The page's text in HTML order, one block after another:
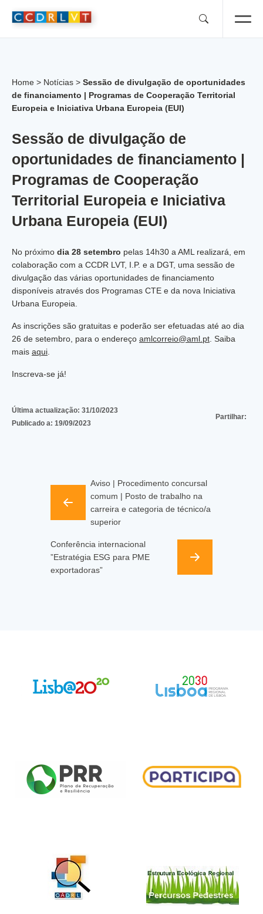
Home > Notícias > Sessão de divulgação de oportunidades
de financiamento | Programas de Cooperação Territorial
Europeia e Iniciativa Urbana Europeia (EUI)
Sessão de divulgação de
oportunidades de financiamento |
Programas de Cooperação
Territorial Europeia e Iniciativa
Urbana Europeia (EUI)
No próximo dia 28 setembro pelas 14h30 a AML realizará, em
colaboração com a CCDR LVT, I.P. e a DGT, uma sessão de
divulgação das várias oportunidades de financiamento
disponíveis através dos Programas CTE e da nova Iniciativa
Urbana Europeia.
As inscrições são gratuitas e poderão ser efetuadas até ao dia
26 de setembro, para o endereço amlcorreio@aml.pt . Saiba
mais aqui
Inscreva-se já!
Última actualização: 31/10/2023
Publicado a: 19/09/2023
Partilhar:
Aviso | Procedimento concursal
comum | Posto de trabalho na
carreira e categoria de técnico/a
superior
Conferência internacional
”Estratégia ESG para PME
exportadoras”